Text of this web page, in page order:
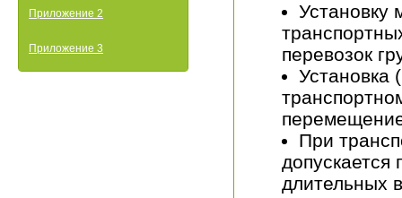
Приложение 2
Приложение 3
Установку
перевозок
Установка
При
допускается
длительных